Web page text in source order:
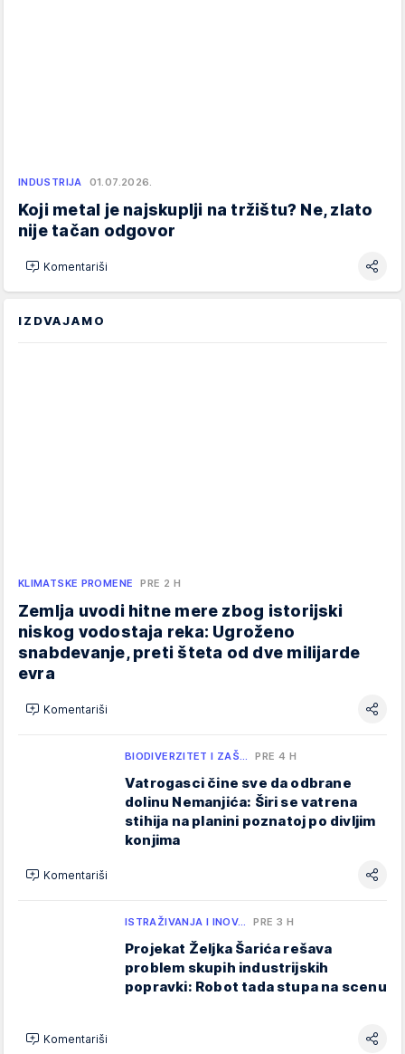
INDUSTRIJA 01.07.2026.
Koji metal je najskuplji na tržištu? Ne, zlato
nije tačan odgovor
Komentariši
IZDVAJAMO
KLIMATSKE PROMENE PRE 2 H
Zemlja uvodi hitne mere zbog istorijski
niskog vodostaja reka: Ugroženo
snabdevanje, preti šteta od dve milijarde
evra
Komentariši
BIODIVERZITET I ZAŠ… PRE 4 H
Vatrogasci čine sve da odbrane
dolinu Nemanjića: Širi se vatrena
stihija na planini poznatoj po divljim
konjima
Komentariši
ISTRAŽIVANJA I INOV… PRE 3 H
Projekat Željka Šarića rešava
problem skupih industrijskih
popravki: Robot tada stupa na scenu
Komentariši